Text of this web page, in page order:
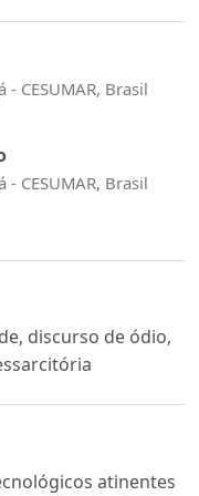
CESUMAR, Brasil
CESUMAR, Brasil
discurso de ódio,
atinentes